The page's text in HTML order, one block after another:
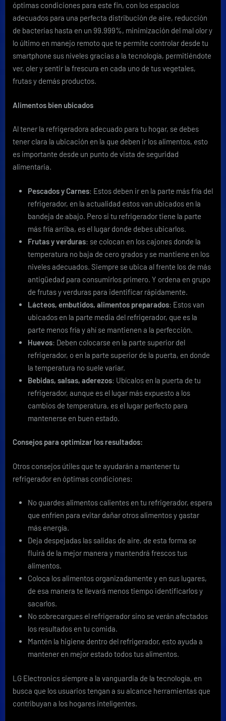
óptimas condiciones para este fin, con los espacios
adecuados para una perfecta distribución de aire, reducción
de bacterias hasta en un 99.999%, minimización del mal olor y
lo último en manejo remoto que te permite controlar desde tu
smartphone sus niveles gracias a la tecnología, permitiéndote
ver, oler y sentir la frescura en cada uno de tus vegetales,
frutas y demás productos.
Alimentos bien ubicados
Al tener la refrigeradora adecuado para tu hogar, se debes
tener clara la ubicación en la que deben ir los alimentos, esto
es importante desde un punto de vista de seguridad
alimentaria.
Pescados y Carnes: Estos deben ir en la parte más fría del
refrigerador, en la actualidad estos van ubicados en la
bandeja de abajo. Pero si tu refrigerador tiene la parte
más fría arriba, es el lugar donde debes ubicarlos.
Frutas y verduras: se colocan en los cajones donde la
temperatura no baja de cero grados y se mantiene en los
niveles adecuados. Siempre se ubica al frente los de más
antigüedad para consumirlos primero. Y ordena en grupo
de frutas y verduras para identificar rápidamente.
Lácteos, embutidos, alimentos preparados: Estos van
ubicados en la parte media del refrigerador, que es la
parte menos fría y ahí se mantienen a la perfección.
Huevos: Deben colocarse en la parte superior del
refrigerador, o en la parte superior de la puerta, en donde
la temperatura no suele variar.
Bebidas, salsas, aderezos: Ubícalos en la puerta de tu
refrigerador, aunque es el lugar más expuesto a los
cambios de temperatura, es el lugar perfecto para
mantenerse en buen estado.
Consejos para optimizar los resultados:
Otros consejos útiles que te ayudarán a mantener tu
refrigerador en óptimas condiciones:
No guardes alimentos calientes en tu refrigerador, espera
que enfríen para evitar dañar otros alimentos y gastar
más energía.
Deja despejadas las salidas de aire, de esta forma se
fluirá de la mejor manera y mantendrá frescos tus
alimentos.
Coloca los alimentos organizadamente y en sus lugares,
de esa manera te llevará menos tiempo identificarlos y
sacarlos.
No sobrecargues el refrigerador sino se verán afectados
los resultados en tu comida.
Mantén la higiene dentro del refrigerador, esto ayuda a
mantener en mejor estado todos tus alimentos.
LG Electronics siempre a la vanguardia de la tecnología, en
busca que los usuarios tengan a su alcance herramientas que
contribuyan a los hogares inteligentes.